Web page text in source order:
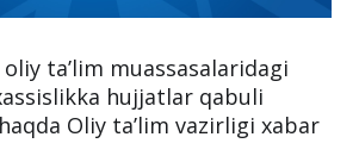
ta’lim muassasalaridagi
hujjatlar qabuli
Oliy ta’lim vazirligi xabar